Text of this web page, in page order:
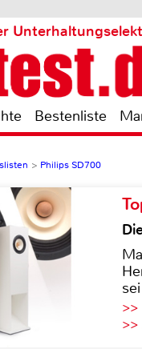
Bestenliste
> Philips SD700
>>
>>